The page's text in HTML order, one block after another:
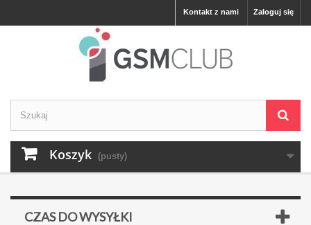
Zaloguj się
Kontakt z nami
Koszyk (pusty)
CZAS DO WYSYŁKI